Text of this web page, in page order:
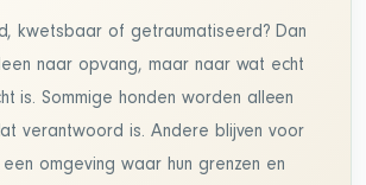
kwetsbaar of getraumatiseerd? Dan
naar opvang, maar naar wat echt
is. Sommige honden worden alleen
verantwoord is. Andere blijven voor
een omgeving waar hun grenzen en